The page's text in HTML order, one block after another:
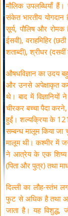
मौलिक उपलब्धियाँ
संकेत भारतीय योगदान
सूर्य, पौलिष और
ईसवी), वराहमिहिर
शताब्दी), श्रीधर (दसवीं
औषधविज्ञान का उदय
और उनसे अपेक्षाकृत
थे। बाद में
चीरकर बच्चा पैदा करने,
हुईं। शल्यक्रिया के
सम्बन्ध मालूम किया
मालूम थी। कश्मीर में
ने आत्रेय के एक शिष्य
(पिता और पुत्र) तथा
दिल्ली का लौह-स्तंभ
फुट से अधिक है तथा
जाता है। यह